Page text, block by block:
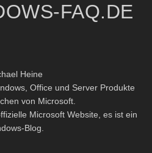
FAQ.DE
Heine
Office und Server Produkte
von Microsoft.
Microsoft Website, es ist ein
Blog.